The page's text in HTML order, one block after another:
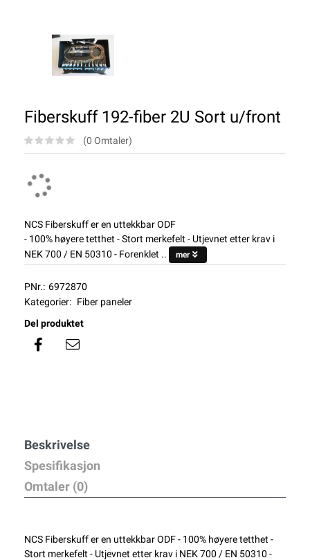
Fiberskuff 192-fiber 2U Sort u/front
(0 Omtaler)
NCS Fiberskuff er en uttekkbar ODF
- 100% høyere tetthet - Stort merkefelt - Utjevnet etter krav i
NEK 700 / EN 50310 - Forenklet ..
mer
PNr.: 6972870
Kategorier: Fiber paneler
Del produktet
Beskrivelse
Spesifikasjon
Omtaler (0)
NCS Fiberskuff er en uttekkbar ODF - 100% høyere tetthet -
Stort merkefelt - Utjevnet etter krav i NEK 700 / EN 50310 -